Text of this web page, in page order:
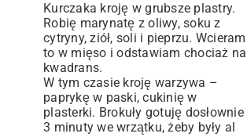
Kurczaka kroję w grubsze plastry.
Robię marynatę z oliwy, soku z
cytryny, ziół, soli i pieprzu. Wcieram
to w mięso i odstawiam chociaż na
kwadrans.
W tym czasie kroję warzywa –
paprykę w paski, cukinię w
plasterki. Brokuły gotuję dosłownie
3 minuty we wrzątku, żeby były al